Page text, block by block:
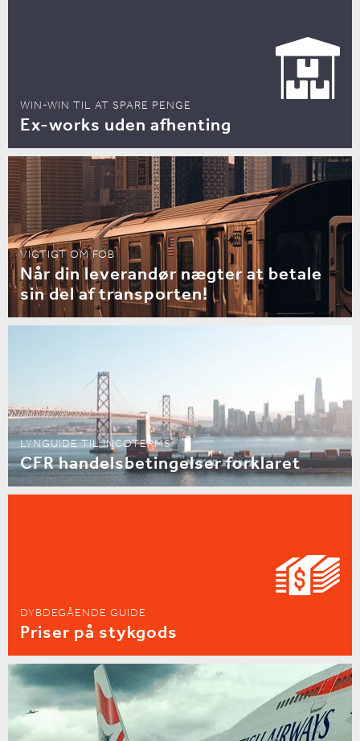
WIN-WIN TIL AT SPARE PENGE
Ex-works uden afhenting
VIGTIGT OM FOB
Når din leverandør nægter at betale
sin del af transporten!
LYNGUIDE TIL INCOTERMS
CFR handelsbetingelser forklaret
DYBDEGÅENDE GUIDE
Priser på stykgods